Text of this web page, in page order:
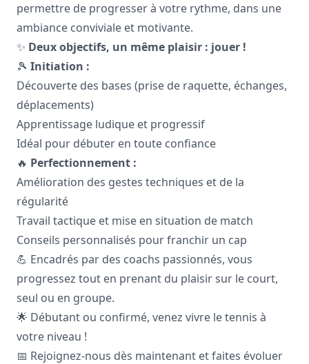
permettre de progresser à votre rythme, dans une
ambiance conviviale et motivante.
✨ Deux objectifs, un même plaisir : jouer !
🎾 Initiation :
Découverte des bases (prise de raquette, échanges,
déplacements)
Apprentissage ludique et progressif
Idéal pour débuter en toute confiance
🔥 Perfectionnement :
Amélioration des gestes techniques et de la
régularité
Travail tactique et mise en situation de match
Conseils personnalisés pour franchir un cap
💪 Encadrés par des coachs passionnés, vous
progressez tout en prenant du plaisir sur le court,
seul ou en groupe.
🌟 Débutant ou confirmé, venez vivre le tennis à
votre niveau !
📅 Rejoignez-nous dès maintenant et faites évoluer